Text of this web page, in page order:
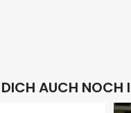
AUCH NOCH